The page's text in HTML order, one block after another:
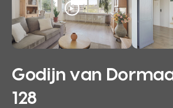
Godijn van
128